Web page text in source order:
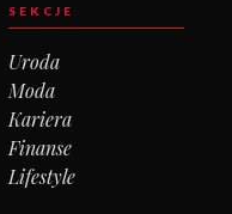
SEKCJE
Uroda
Moda
Kariera
Finanse
Lifestyle